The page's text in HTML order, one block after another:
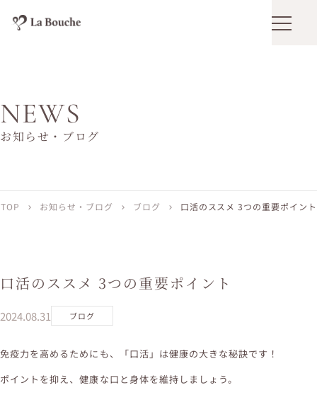
メニュ
NEWS
お知らせ・ブログ
TOP chevron_right お知らせ・ブログ chevron_right ブログ chevron_right 口活のススメ 3つの重要ポイント
口活のススメ 3つの重要ポイント
2024.08.31 ブログ
免疫力を高めるためにも、「口活」は健康の大きな秘訣です！
ポイントを抑え、健康な口と身体を維持しましょう。